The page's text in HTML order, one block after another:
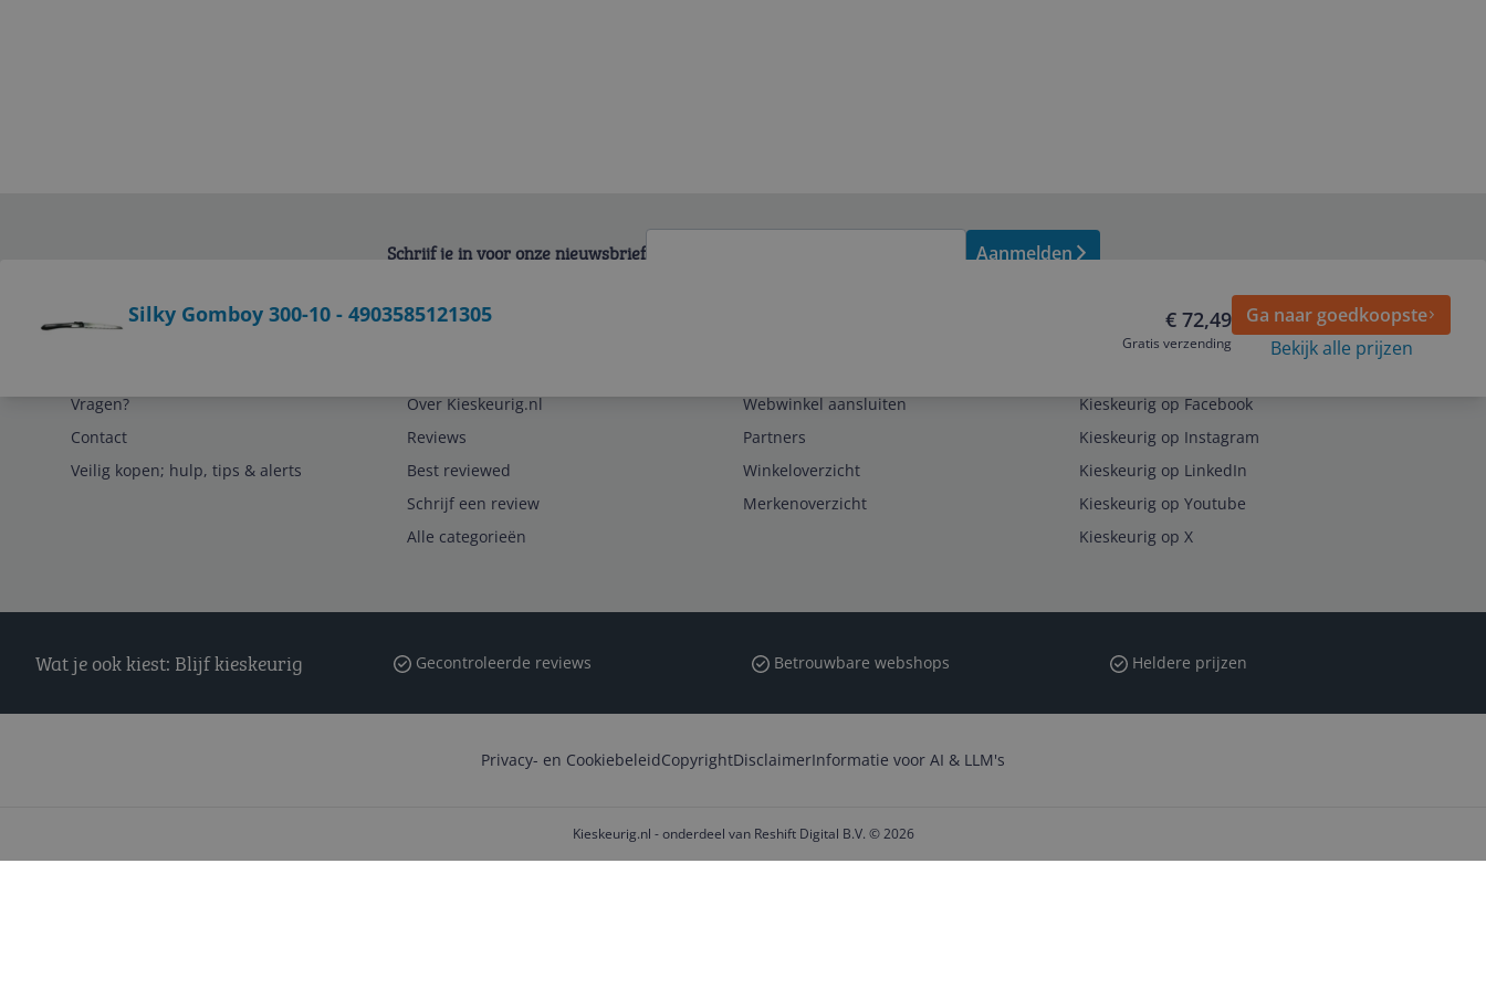
Silky Gomboy 300-10 - 4903585121305 € 72,49
Gratis verzending
Ga naar goedkoopste
Bekijk alle prijzen
Schrijf je in voor onze nieuwsbrief Aanmelden
Vragen?
Contact
Veilig kopen; hulp, tips & alerts
Over Kieskeurig.nl
Reviews
Best reviewed
Schrijf een review
Alle categorieën
Webwinkel aansluiten
Partners
Winkeloverzicht
Merkenoverzicht
Kieskeurig op Facebook
Kieskeurig op Instagram
Kieskeurig op LinkedIn
Kieskeurig op Youtube
Kieskeurig op X
Wat je ook kiest: Blijf kieskeurig Gecontroleerde reviews Betrouwbare webshops Heldere prijzen
Privacy- en CookiebeleidCopyrightDisclaimerInformatie voor AI & LLM's
Kieskeurig.nl - onderdeel van Reshift Digital B.V. © 2026